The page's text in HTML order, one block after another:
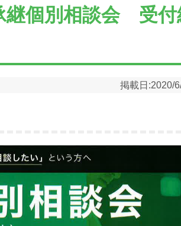
継個別相談会 受付
掲載日:2020/